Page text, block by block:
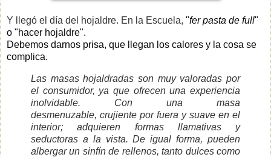
Y llegó el día del hojaldre. En la Escuela, "fer pasta de full"
o "hacer hojaldre".
Debemos darnos prisa, que llegan los calores y la cosa se
complica.
Las masas hojaldradas son muy valoradas por
el consumidor, ya que ofrecen una experiencia
inolvidable. Con una masa
desmenuzable, crujiente por fuera y suave en el
interior; adquieren formas llamativas y
seductoras a la vista. De igual forma, pueden
albergar un sinfín de rellenos, tanto dulces como